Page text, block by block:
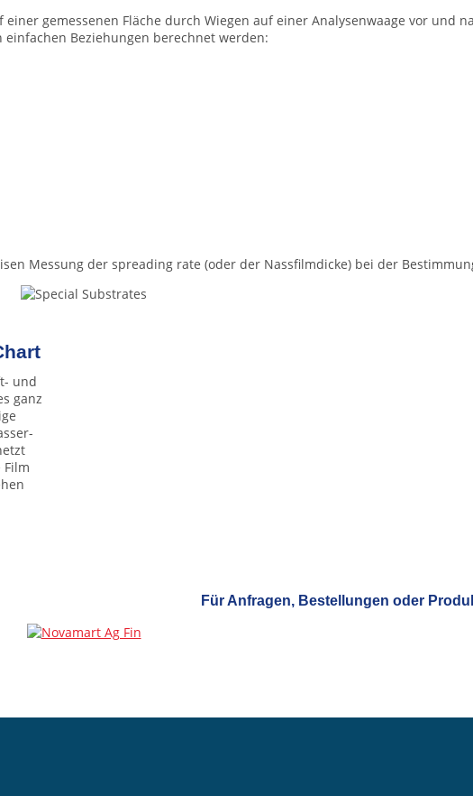
einer gemessenen Fläche durch Wiegen auf einer Analysenwaage vor und
Beziehungen berechnet werden:
Messung der spreading rate (oder der Nassfilmdicke) bei der
und
ganz
Für Anfragen, Bestellungen oder